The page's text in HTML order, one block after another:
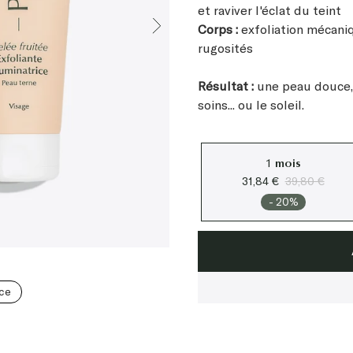
- 20%
1 mois
31,84 € 39,80 €
et raviver l'éclat du teint
Corps : exfoliation
rugosités
Résultat : une peau
soins... ou le soleil.